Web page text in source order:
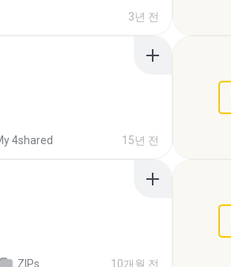
3년 전
4shared 15년 전
ZIPs 10개월 전